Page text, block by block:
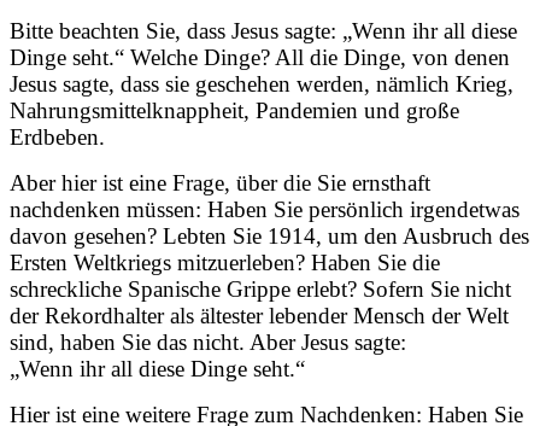
Bitte beachten Sie, dass Jesus sagte: „Wenn ihr all diese
Dinge seht.“ Welche Dinge? All die Dinge, von denen
Jesus sagte, dass sie geschehen werden, nämlich Krieg,
Nahrungsmittelknappheit, Pandemien und große
Erdbeben.
Aber hier ist eine Frage, über die Sie ernsthaft
nachdenken müssen: Haben Sie persönlich irgendetwas
davon gesehen? Lebten Sie 1914, um den Ausbruch des
Ersten Weltkriegs mitzuerleben? Haben Sie die
schreckliche Spanische Grippe erlebt? Sofern Sie nicht
der Rekordhalter als ältester lebender Mensch der Welt
sind, haben Sie das nicht. Aber Jesus sagte:
„Wenn ihr all diese Dinge seht.“
Hier ist eine weitere Frage zum Nachdenken: Haben Sie